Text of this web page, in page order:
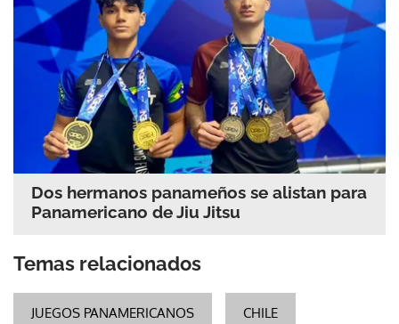
Dos hermanos panameños se alistan para
Panamericano de Jiu Jitsu
Temas relacionados
JUEGOS PANAMERICANOS CHILE